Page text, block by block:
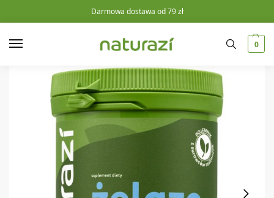
Darmowa dostawa od 79 zł
0